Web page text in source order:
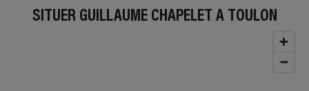
SITUER GUILLAUME CHAPELET À TOULON